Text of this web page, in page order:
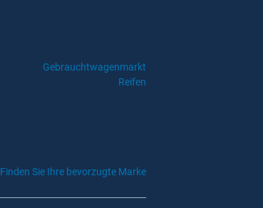
Gebrauchtwagenmarkt
Reifen
Finden Sie Ihre bevorzugte Marke